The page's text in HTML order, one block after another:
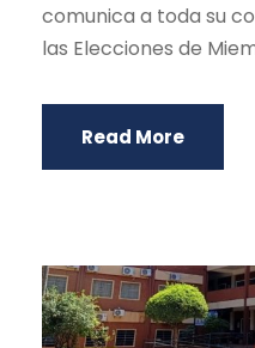
comunica a toda su
las Elecciones de
Read More